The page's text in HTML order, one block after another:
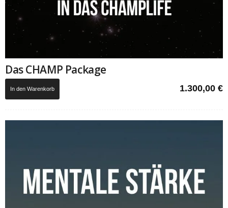
Das CHAMP Package
1.300,00 €
In den Warenkorb